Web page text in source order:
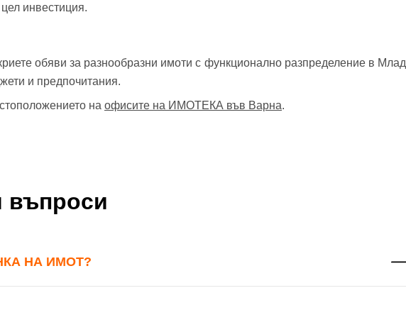
инвестиция.
обяви за разнообразни имоти с функционално разпределение в
и предпочитания.
на офисите на ИМОТЕКА във Варна.
въпроси
НА ИМОТ?